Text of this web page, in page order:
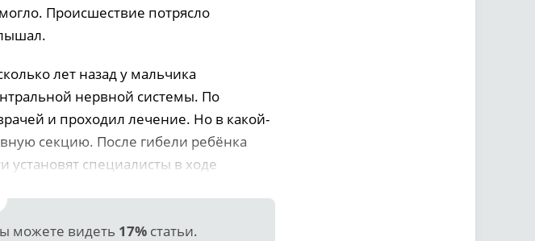
Происшествие потрясло
лет назад у мальчика
нервной системы. По
и проходил лечение. Но в какой-
секцию. После гибели ребёнка
установят специалисты в ходе
можете видеть 17%статьи.